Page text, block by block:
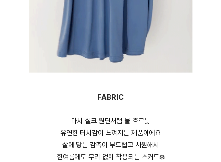
FABRIC
마치 실크 원단처럼 물 흐르듯
유연한 터치감이 느껴지는 제품이에요
살에 닿는 감촉이 부드럽고 시원해서
한여름에도 무리 없이 착용되는 스커트❄️